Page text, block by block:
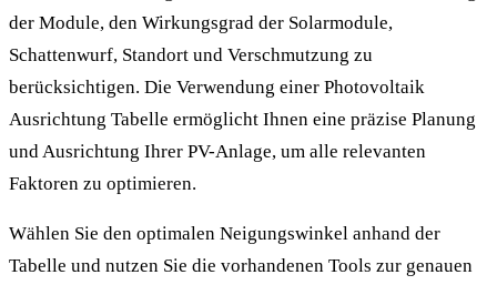
der Module, den Wirkungsgrad der Solarmodule,
Schattenwurf, Standort und Verschmutzung zu
berücksichtigen. Die Verwendung einer Photovoltaik
Ausrichtung Tabelle ermöglicht Ihnen eine präzise Planung
und Ausrichtung Ihrer PV-Anlage, um alle relevanten
Faktoren zu optimieren.
Wählen Sie den optimalen Neigungswinkel anhand der
Tabelle und nutzen Sie die vorhandenen Tools zur genauen